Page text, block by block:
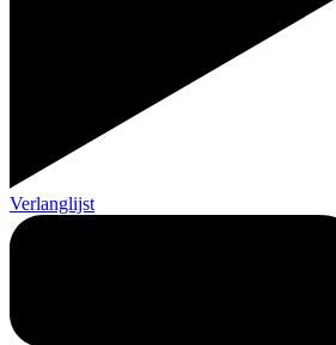
Verlanglijst